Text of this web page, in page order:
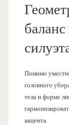
Помимо
головного
тела и форме
акцента.